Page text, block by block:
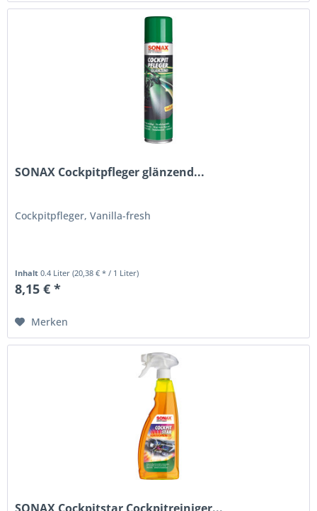
SONAX Cockpitpfleger glänzend...
Cockpitpfleger, Vanilla-fresh
Inhalt0.4 Liter(20,38 € * / 1 Liter)
8,15 € *
Merken